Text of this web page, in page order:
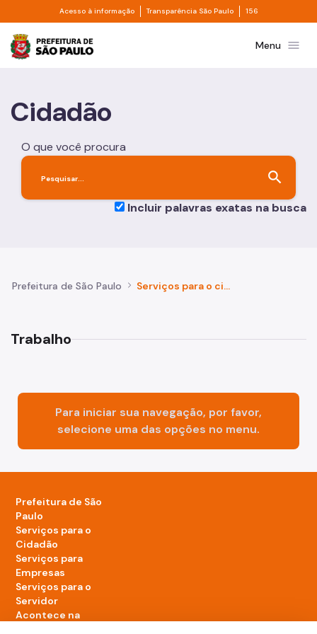
Pular para o Conteúdo principal
Acesso à informação Divisor de acesso à informação
Transparência São Paulo Divisor de
156
Prefeitura de São PauloMenu menu
Cidadão
O que você procura
search
Incluir palavras exatas na busca
Prefeitura de São Paulo Serviços para o cidadão
Trabalho
Para iniciar sua navegação, por favor,
selecione uma das opções no menu.
Prefeitura de São
Paulo
Serviços para o
Cidadão
Serviços para
Empresas
Serviços para o
Servidor
Acontece na